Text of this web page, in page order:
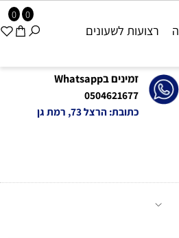
זמינים בWhatsapp
0504621677
כתובת: הרצל 73, רמת גן
0 0
רצועות לשעונים